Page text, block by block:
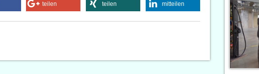
teilen teilen mitteilen